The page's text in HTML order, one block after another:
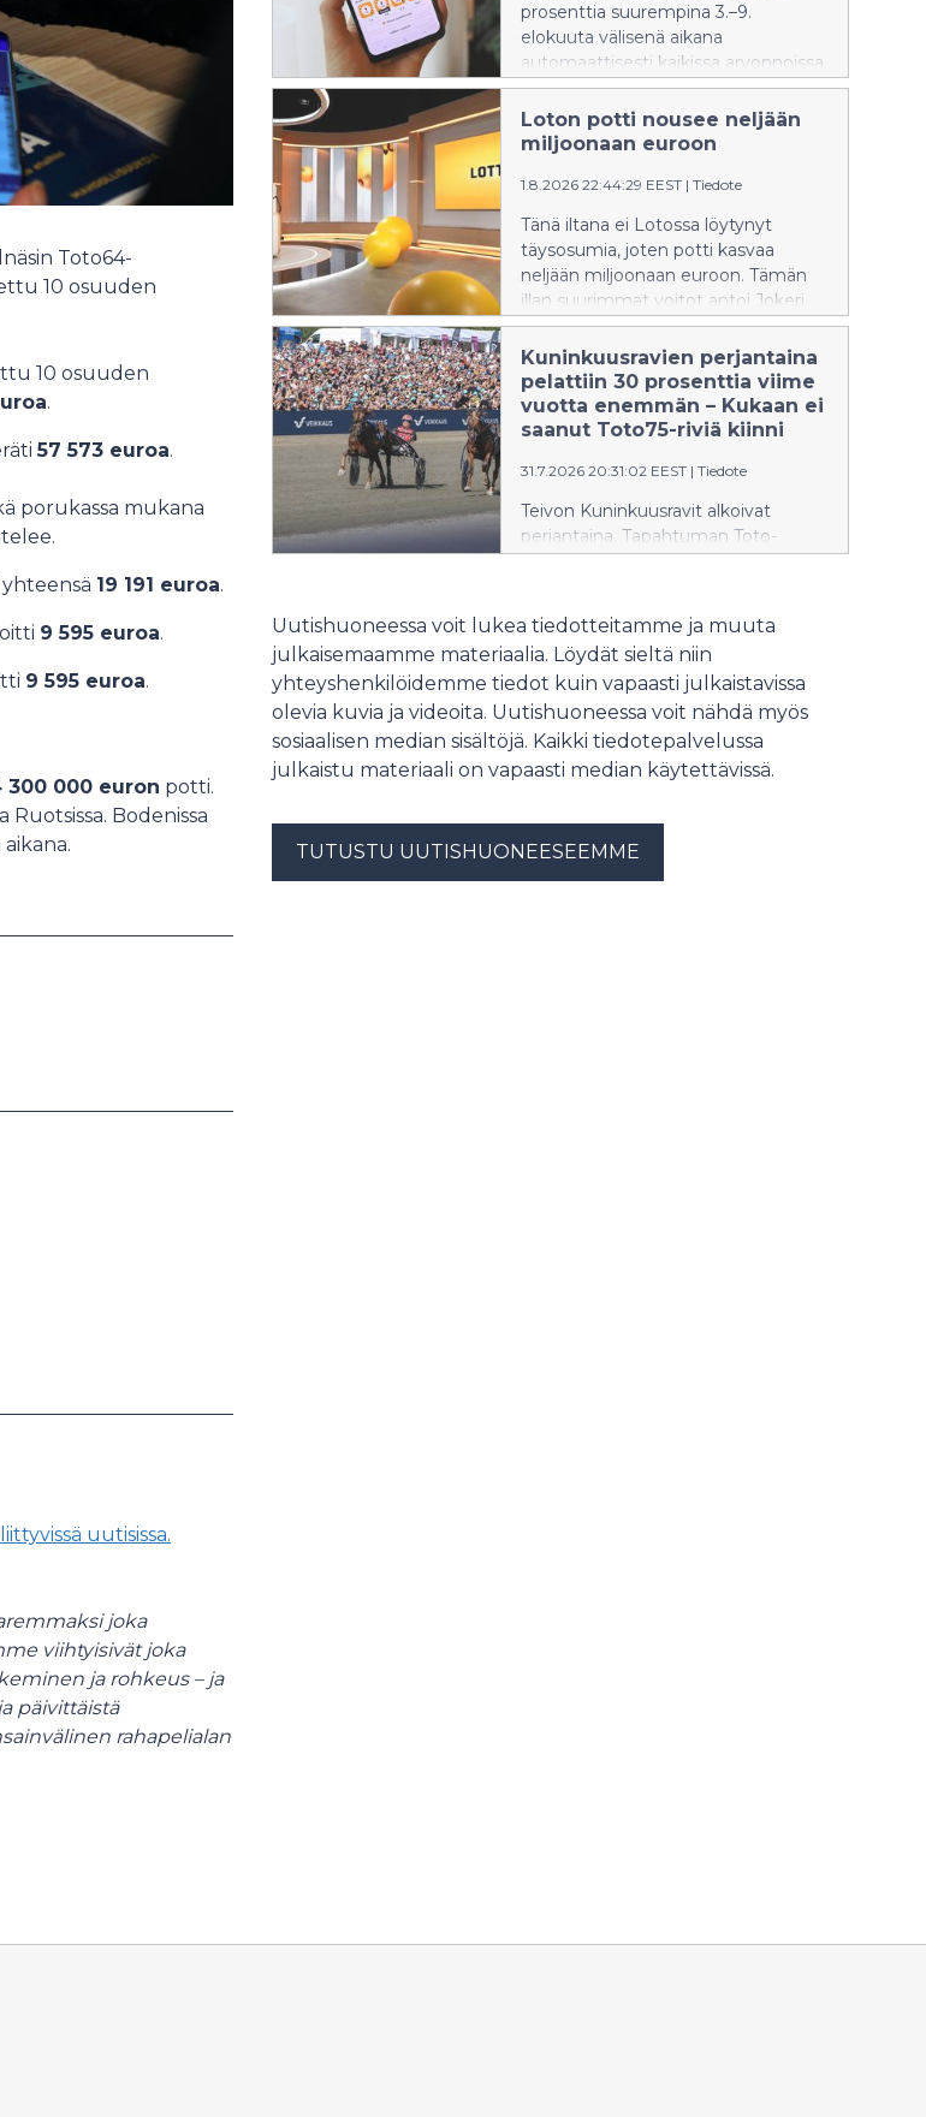
Toto64-
10 osuuden
10 osuuden
.
57 573 euroa.
porukassa mukana
19 191 euroa.
9 595 euroa.
9 595 euroa.
300 000 euron potti.
Ruotsissa. Bodenissa
uutisissa.
joka
viihtyisivät joka
ja rohkeus – ja
päivittäistä
rahapelialan
prosenttia suurempina 3.–9.
elokuuta välisenä aikana
automaattisesti kaikissa arvonnoissa,
kaikilla kenotasoilla ja kaikissa
pelimuodoissa.
Loton potti nousee neljään
miljoonaan euroon
1.8.2026 22:44:29 EEST | Tiedote
Tänä iltana ei Lotossa löytynyt
täysosumia, joten potti kasvaa
neljään miljoonaan euroon. Tämän
illan suurimmat voitot antoi Jokeri.
Kuninkuusravien perjantaina
pelattiin 30 prosenttia viime
vuotta enemmän – Kukaan ei
saanut Toto75-riviä kiinni
31.7.2026 20:31:02 EEST | Tiedote
Teivon Kuninkuusravit alkoivat
perjantaina. Tapahtuman Toto-
pelivaihto kasvoi perjantain osalta
Kuninkuusravien perjantaihin
verrattuna.
Uutishuoneessa voit lukea tiedotteitamme ja muuta
julkaisemaamme materiaalia. Löydät sieltä niin
yhteyshenkilöidemme tiedot kuin vapaasti julkaistavissa
olevia kuvia ja videoita. Uutishuoneessa voit nähdä myös
sosiaalisen median sisältöjä. Kaikki tiedotepalvelussa
julkaistu materiaali on vapaasti median käytettävissä.
TUTUSTU UUTISHUONEESEEMME